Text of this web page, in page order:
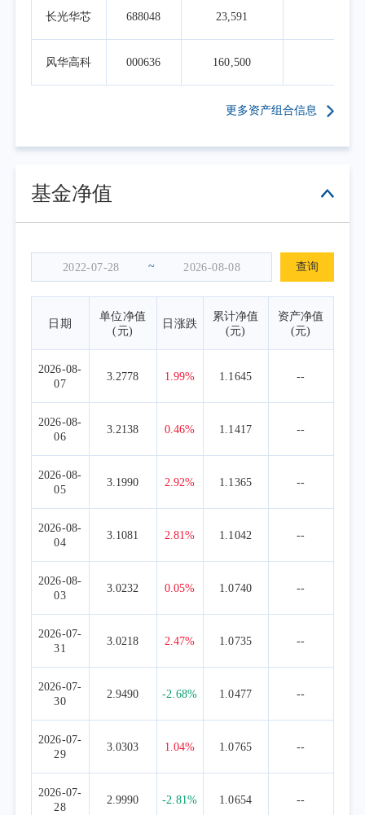
长光华芯 688048 23,591
风华高科 000636 160,500
更多资产组合信息
基金净值
~ 查询
日期
单位净值
(元)
日涨跌
累计净值
(元)
资产净值
(元)
2026-08-
07
3.2778 1.99% 1.1645 --
2026-08-
06
3.2138 0.46% 1.1417 --
2026-08-
05
3.1990 2.92% 1.1365 --
2026-08-
04
3.1081 2.81% 1.1042 --
2026-08-
03
3.0232 0.05% 1.0740 --
2026-07-
31
3.0218 2.47% 1.0735 --
2026-07-
30
2.9490 -2.68% 1.0477 --
2026-07-
29
3.0303 1.04% 1.0765 --
2026-07-
28
2.9990 -2.81% 1.0654 --